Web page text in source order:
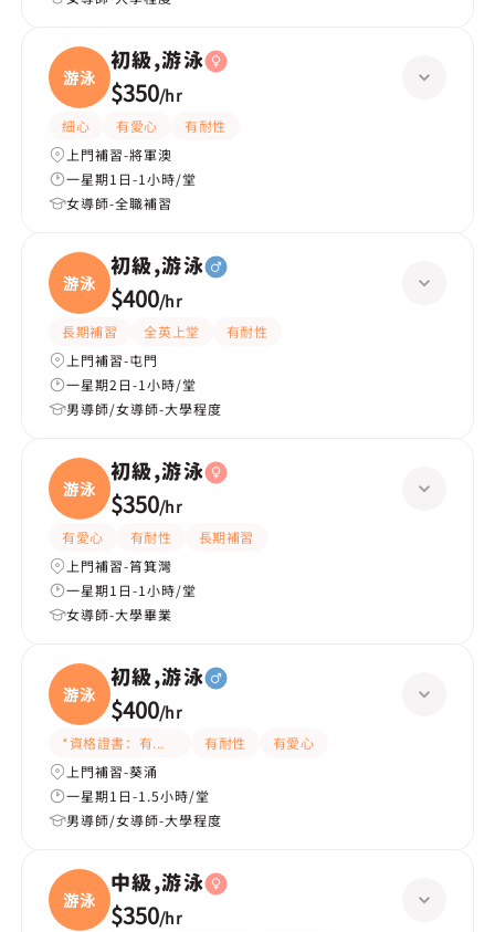
游泳
初級,游泳
$350/hr
細心 有愛心
有耐性
上門補習-將軍澳
一星期1日-1小時/堂
女導師-全職補習
游泳
初級,游泳
$400/hr
長期補習 全英上堂
有耐性
上門補習-屯門
一星期2日-1小時/堂
男導師/女導師-大學程度
游泳
初級,游泳
$350/hr
有愛心 有耐性
長期補習
上門補習-筲箕灣
一星期1日-1小時/堂
女導師-大學畢業
游泳
初級,游泳
$400/hr
*資格證書：有教練牌 有耐性
有愛心
上門補習-葵涌
一星期1日-1.5小時/堂
男導師/女導師-大學程度
游泳
中級,游泳
$350/hr